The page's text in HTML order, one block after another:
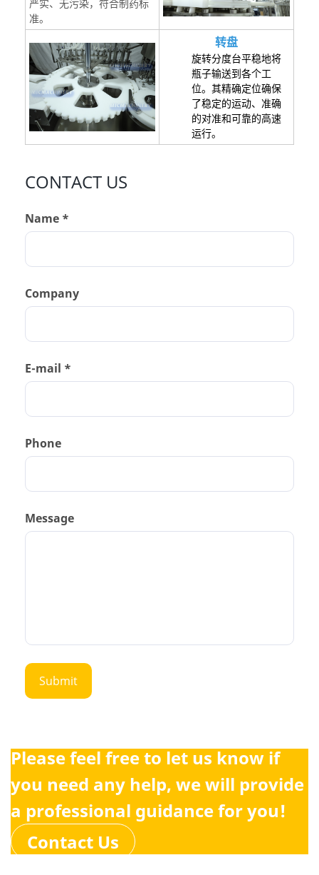
严实、无污染，符合制药标
准。
转盘
旋转分度台平稳地将
瓶子输送到各个工
位。其精确定位确保
了稳定的运动、准确
的对准和可靠的高速
运行。
CONTACT US
Name *
Company
E-mail *
Phone
Message
Please feel free to let us know if
you need any help, we will provide
a professional guidance for you!
Contact Us